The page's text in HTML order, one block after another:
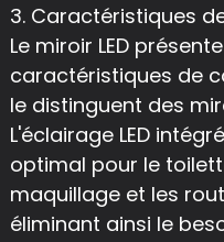
3. Caractéristiques
Le miroir LED
caractéristiques de
le distinguent des
L'éclairage LED
optimal pour le
maquillage et les
éliminant ainsi le